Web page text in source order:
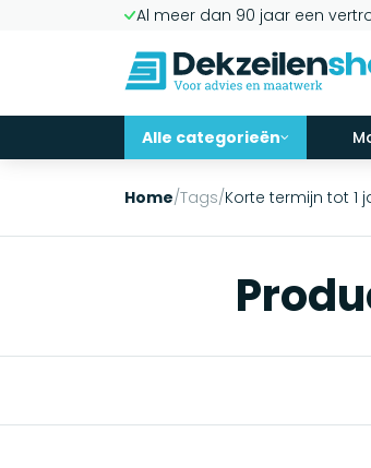
Al meer dan 90 jaar een
Alle categorieën
Home/Tags/Korte termijn tot 1